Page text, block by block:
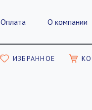
Оплата О компании
ИЗБРАННОЕ